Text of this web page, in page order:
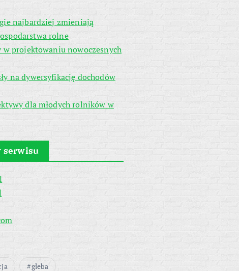
najbardziej zmieniają
rolne
w projektowaniu nowoczesnych
na dywersyfikację dochodów
dla młodych rolników w
serwisu
gleba